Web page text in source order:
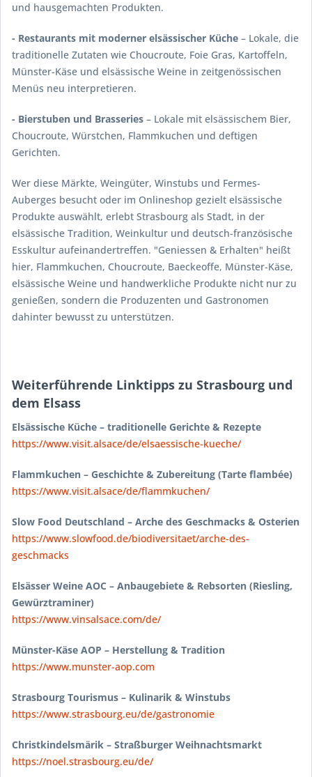
und hausgemachten Produkten.
- Restaurants mit moderner elsässischer Küche – Lokale, die
traditionelle Zutaten wie Choucroute, Foie Gras, Kartoffeln,
Münster-Käse und elsässische Weine in zeitgenössischen
Menüs neu interpretieren.
- Bierstuben und Brasseries – Lokale mit elsässischem Bier,
Choucroute, Würstchen, Flammkuchen und deftigen
Gerichten.
Wer diese Märkte, Weingüter, Winstubs und Fermes-
Auberges besucht oder im Onlineshop gezielt elsässische
Produkte auswählt, erlebt Strasbourg als Stadt, in der
elsässische Tradition, Weinkultur und deutsch-französische
Esskultur aufeinandertreffen. "Geniessen & Erhalten" heißt
hier, Flammkuchen, Choucroute, Baeckeoffe, Münster-Käse,
elsässische Weine und handwerkliche Produkte nicht nur zu
genießen, sondern die Produzenten und Gastronomen
dahinter bewusst zu unterstützen.
Weiterführende Linktipps zu Strasbourg und
dem Elsass
Elsässische Küche – traditionelle Gerichte & Rezepte
https://www.visit.alsace/de/elsaessische-kueche/
Flammkuchen – Geschichte & Zubereitung (Tarte flambée)
https://www.visit.alsace/de/flammkuchen/
Slow Food Deutschland – Arche des Geschmacks & Osterien
https://www.slowfood.de/biodiversitaet/arche-des-
geschmacks
Elsässer Weine AOC – Anbaugebiete & Rebsorten (Riesling,
Gewürztraminer)
https://www.vinsalsace.com/de/
Münster-Käse AOP – Herstellung & Tradition
https://www.munster-aop.com
Strasbourg Tourismus – Kulinarik & Winstubs
https://www.strasbourg.eu/de/gastronomie
Christkindelsmärik – Straßburger Weihnachtsmarkt
https://noel.strasbourg.eu/de/